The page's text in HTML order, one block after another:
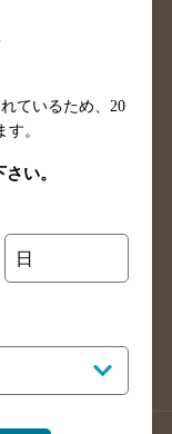
バー検索
ー検索
バー検索
バー検索
バー検索
ているため、 20
。
い。
日